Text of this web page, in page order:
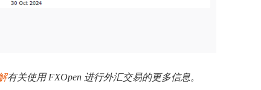
有关使用 FXOpen 进行外汇交易的更多信息。